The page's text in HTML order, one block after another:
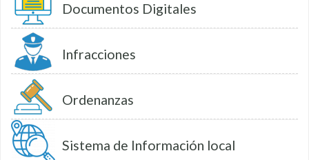
Documentos Digitales
Infracciones
Ordenanzas
Sistema de Información local